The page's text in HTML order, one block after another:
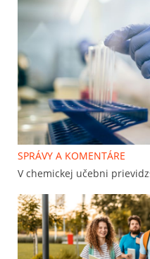
SPRÁVY A KOMENTÁRE
V chemickej učebni